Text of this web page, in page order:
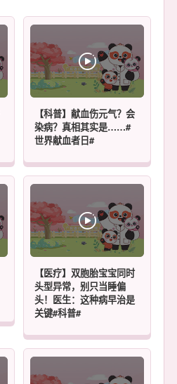
【科普】献血伤元气？会
染病？真相其实是……#
世界献血者日#
【医疗】双胞胎宝宝同时
头型异常，别只当睡偏
头！医生：这种病早治是
关键#科普#